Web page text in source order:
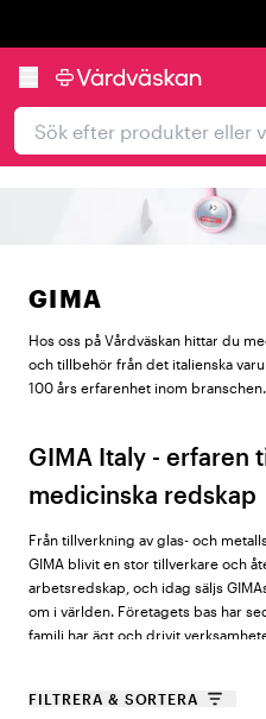
GIMA
Hos oss på Vårdväskan hittar du
och tillbehör från det italienska
100 års erfarenhet inom branschen.
GIMA Italy - erfaren
medicinska redskap
Från tillverkning av glas- och
GIMA blivit en stor tillverkare och
arbetsredskap, och idag säljs
om i världen. Företagets bas har
familj har ägt och drivit
Kvalitativa,
FILTRERA & SORTERA